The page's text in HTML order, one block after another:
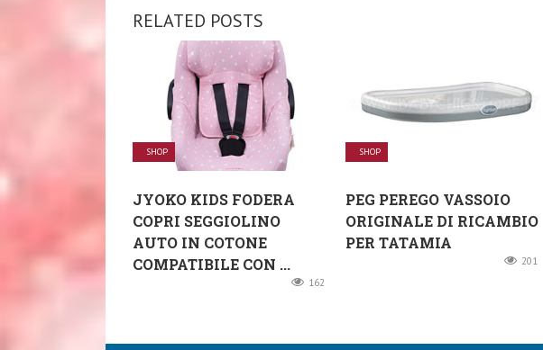
RELATED POSTS
SHOP
JYOKO KIDS FODERA
COPRI SEGGIOLINO
AUTO IN COTONE
COMPATIBILE CON ...
162
SHOP
PEG PEREGO VASSOIO
ORIGINALE DI RICAMBIO
PER TATAMIA
201